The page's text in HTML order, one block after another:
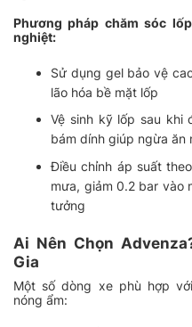
Phương pháp chăm sóc
nghiệt:
Sử dụng gel bảo vệ
lão hóa bề mặt lốp
Vệ sinh kỹ lốp sau khi
bám dính giúp ngừa ăn
Điều chỉnh áp suất
mưa, giảm 0.2 bar vào
tưởng
Ai Nên Chọn
Gia
Một số dòng xe phù hợp
nóng ẩm: